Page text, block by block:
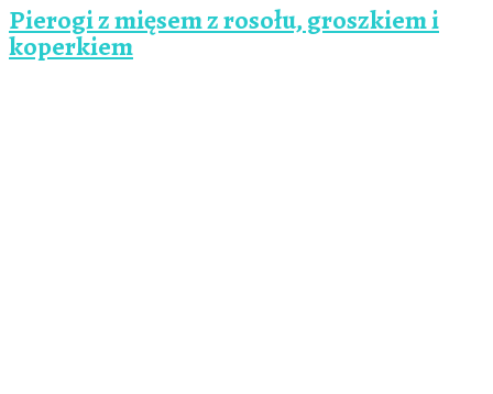
Pierogi z mięsem z rosołu, groszkiem i
koperkiem